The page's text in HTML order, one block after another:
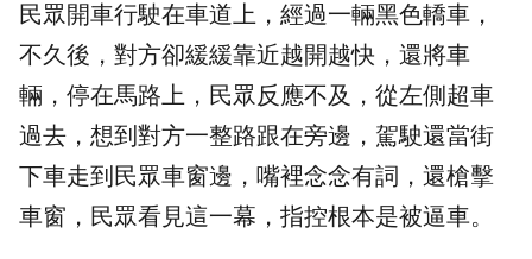
民眾開車行駛在車道上，經過一輛黑色轎車，
不久後，對方卻緩緩靠近越開越快，還將車
輛，停在馬路上，民眾反應不及，從左側超車
過去，想到對方一整路跟在旁邊，駕駛還當街
下車走到民眾車窗邊，嘴裡念念有詞，還槍擊
車窗，民眾看見這一幕，指控根本是被逼車。